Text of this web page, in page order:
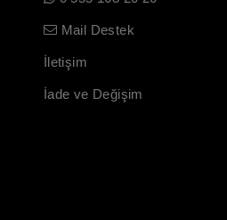
Mail Destek
İletişim
İade ve Değişim